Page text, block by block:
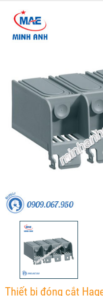
Thiết bị đóng cắt